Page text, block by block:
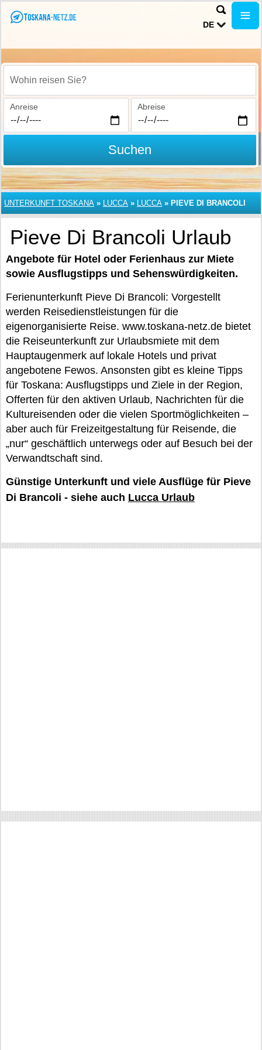
DE
Wohin reisen Sie?
Anreise Abreise
Suchen
UNTERKUNFT TOSKANA » LUCCA » LUCCA » PIEVE DI BRANCOLI
Pieve Di Brancoli Urlaub
Angebote für Hotel oder Ferienhaus zur Miete
sowie Ausflugstipps und Sehenswürdigkeiten.
Ferienunterkunft Pieve Di Brancoli: Vorgestellt
werden Reisedienstleistungen für die
eigenorganisierte Reise. www.toskana-netz.de bietet
die Reiseunterkunft zur Urlaubsmiete mit dem
Hauptaugenmerk auf lokale Hotels und privat
angebotene Fewos. Ansonsten gibt es kleine Tipps
für Toskana: Ausflugstipps und Ziele in der Region,
Offerten für den aktiven Urlaub, Nachrichten für die
Kultureisenden oder die vielen Sportmöglichkeiten –
aber auch für Freizeitgestaltung für Reisende, die
„nur“ geschäftlich unterwegs oder auf Besuch bei der
Verwandtschaft sind.
Günstige Unterkunft und viele Ausflüge für Pieve
Di Brancoli - siehe auch Lucca Urlaub